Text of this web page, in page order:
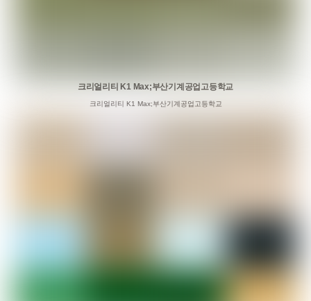
크리얼리티 K1 Max;부산기계공업고등학교
크리얼리티 K1 Max;부산기계공업고등학교